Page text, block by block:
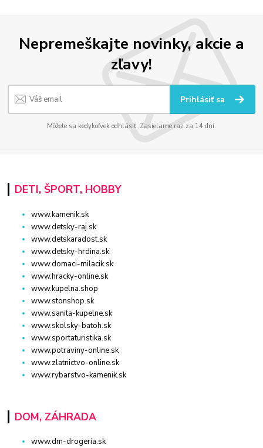
Nepremeškajte novinky, akcie a
zľavy!
Prihlásiť sa
Môžete sa kedykoľvek odhlásiť. Zasielame raz za 14 dní.
DETI, ŠPORT, HOBBY
www.kamenik.sk
www.detsky-raj.sk
www.detskaradost.sk
www.detsky-hrdina.sk
www.domaci-milacik.sk
www.hracky-online.sk
www.kupelna.shop
www.stonshop.sk
www.sanita-kupelne.sk
www.skolsky-batoh.sk
www.sportaturistika.sk
www.potraviny-online.sk
www.zlatnictvo-online.sk
www.rybarstvo-kamenik.sk
DOM, ZÁHRADA
www.dm-drogeria.sk